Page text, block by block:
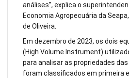
análises”, explica o
Economia Agropecuária da
de Oliveira.
Em dezembro de 2023, os dois
(High Volume Instrument)
para analisar as propriedades
foram classificados em primeira